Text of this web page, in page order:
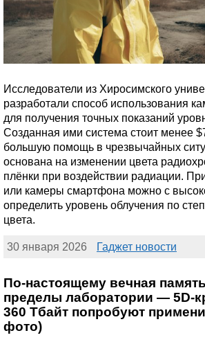
Исследователи из Хиросимского
разработали способ использования
для получения точных показаний
Созданная ими система стоит менее
большую помощь в чрезвычайных
основана на изменении цвета
плёнки при воздействии радиации.
или камеры смартфона можно с
определить уровень облучения по
цвета.
30 января 2026 Гаджет новости
По-настоящему вечная
пределы лаборатории — 5D-
360 Тбайт попробуют
фото)